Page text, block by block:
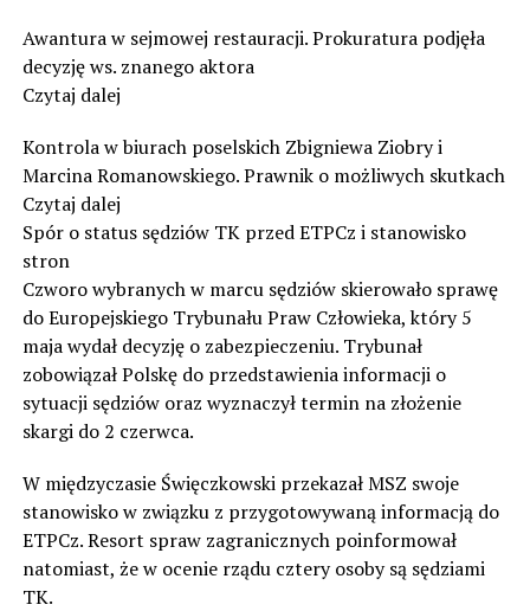
Awantura w sejmowej restauracji. Prokuratura podjęła
decyzję ws. znanego aktora
Czytaj dalej
Kontrola w biurach poselskich Zbigniewa Ziobry i
Marcina Romanowskiego. Prawnik o możliwych skutkach
Czytaj dalej
Spór o status sędziów TK przed ETPCz i stanowisko
stron
Czworo wybranych w marcu sędziów skierowało sprawę
do Europejskiego Trybunału Praw Człowieka, który 5
maja wydał decyzję o zabezpieczeniu. Trybunał
zobowiązał Polskę do przedstawienia informacji o
sytuacji sędziów oraz wyznaczył termin na złożenie
skargi do 2 czerwca.
W międzyczasie Święczkowski przekazał MSZ swoje
stanowisko w związku z przygotowywaną informacją do
ETPCz. Resort spraw zagranicznych poinformował
natomiast, że w ocenie rządu cztery osoby są sędziami
TK.